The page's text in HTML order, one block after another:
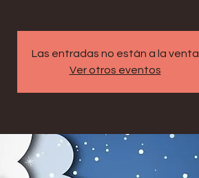
Las entradas no están a la venta
Ver otros eventos